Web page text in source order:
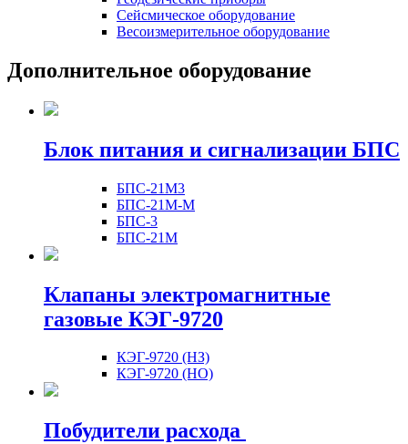
Сейсмическое оборудование
Весоизмерительное оборудование
Дополнительное оборудование
Блок питания и сигнализации БПС
БПС-21М3
БПС-21М-М
БПС-3
БПС-21М
Клапаны электромагнитные
газовые КЭГ-9720
КЭГ-9720 (НЗ)
КЭГ-9720 (НО)
Побудители расхода